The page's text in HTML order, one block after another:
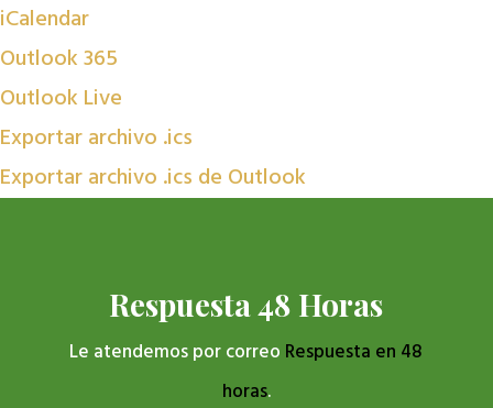
iCalendar
Outlook 365
Outlook Live
Exportar archivo .ics
Exportar archivo .ics de Outlook
Respuesta 48 Horas
Le atendemos por correo Respuesta en 48
horas.